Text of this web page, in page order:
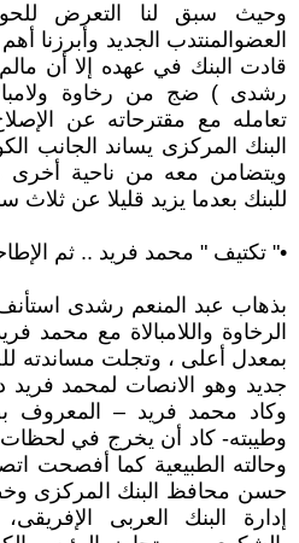
وحيث سبق لنا التعرض
العضوالمنتدب الجديد وأبرزنا
قادت البنك في عهده إلا أن
رشدى ) ضج من رخاوة
تعامله مع مقترحاته عن
البنك المركزى يساند الجانب
ويتضامن معه من ناحية أخرى
للبنك بعدما يزيد قليلا عن ثلاث
•" تكتيف " محمد فريد .. ثم
بذهاب عبد المنعم رشدى
الرخاوة واللامبالاة مع محمد
بمعدل أعلى ، وتجلت مساندته
جديد وهو الانصات لمحمد فريد
وكاد محمد فريد – المعروف
وطيبته- كاد أن يخرج في
وحالته الطبيعية كما أفصحت
حسن محافظ البنك المركزى
إدارة البنك العربى